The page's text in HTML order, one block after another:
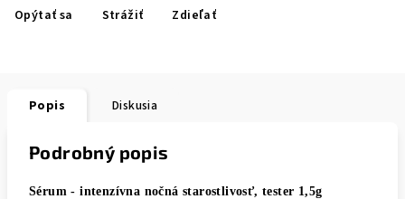
Opýtať sa Strážiť Zdieľať
Popis Diskusia
Podrobný popis
Sérum - intenzívna nočná starostlivosť, tester 1,5g